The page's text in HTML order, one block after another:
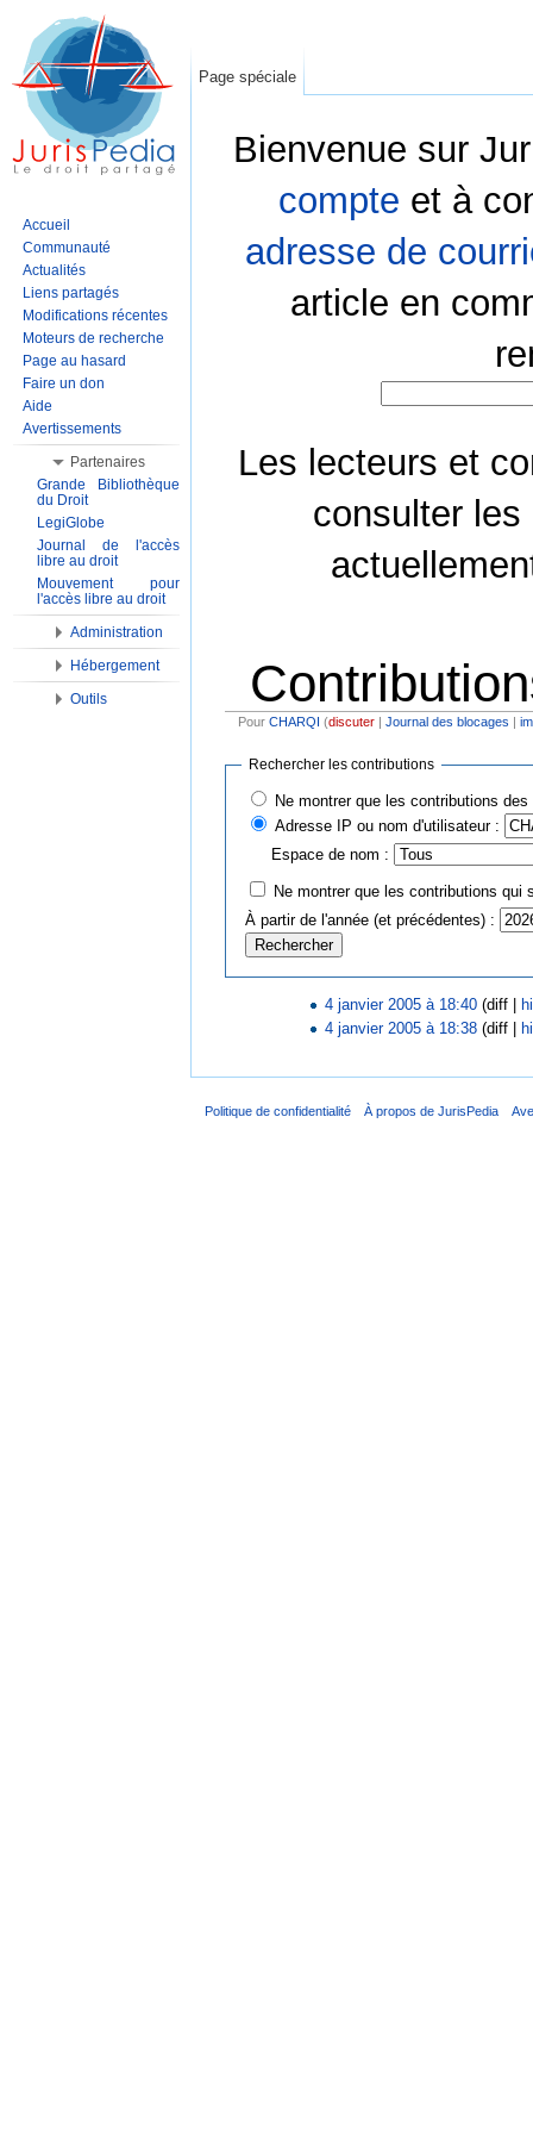
Bienvenue sur
compte et à
adresse de
article en
Les lecteurs et
consulter les
Pour CHARQI (discuter| Journal des blocages |
Rechercher les contributions
Ne montrer que les contributions
Adresse IP ou nom d'utilisateur :
Espace de nom :
Ne montrer que les contributions qui
À partir de l'année (et précédentes) :
4 janvier 2005 à 18:40 (diff |
4 janvier 2005 à 18:38 (diff |
Page spéciale
Accueil
Communauté
Actualités
Liens partagés
Modifications récentes
Moteurs de recherche
Page au hasard
Faire un don
Aide
Avertissements
Partenaires
Grande Bibliothèque
du Droit
LegiGlobe
Journal de l'accès
libre au droit
Mouvement pour
l'accès libre au droit
Administration
Hébergement
Outils
Politique de confidentialité À propos de JurisPedia